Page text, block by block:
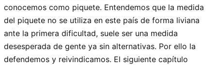
conocemos como piquete. Entendemos que la medida
del piquete no se utiliza en este país de forma liviana
ante la primera dificultad, suele ser una medida
desesperada de gente ya sin alternativas. Por ello la
defendemos y reivindicamos. El siguiente capítulo